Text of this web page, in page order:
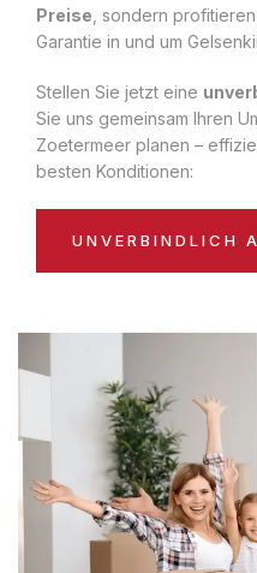
Preise , sondern
Garantie in und um
Stellen Sie jetzt eine
Sie uns gemeinsam Ihren
Zoetermeer planen –
besten Konditionen:
UNVERBINDLICH